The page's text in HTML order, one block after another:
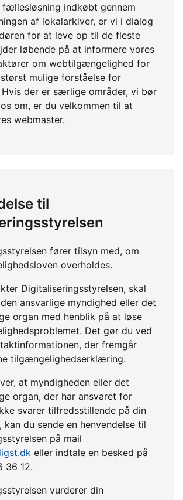
fællesløsning indkøbt gennem
af lokalarkiver, er vi i dialog
for at leve op til de fleste
løbende på at informere vores
om webtilgængelighed for
mulige forståelse for
der er særlige områder, vi bør
om, er du velkommen til at
webmaster.
til
fører tilsyn med, om
overholdes.
Digitaliseringsstyrelsen, skal
ansvarlige myndighed eller det
organ med henblik på at løse
Det gør du ved
der fremgår
tilgængelighedserklæring.
at myndigheden eller det
organ, der har ansvaret for
svarer tilfredsstillende på din
kan du sende en henvendelse til
på mail
eller indtale en besked på
36 12.
vurderer din